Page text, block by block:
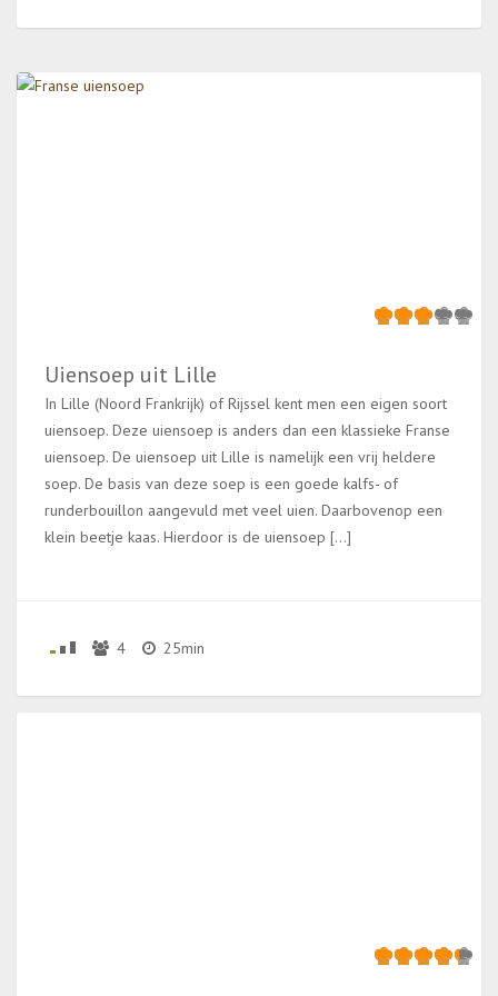
Uiensoep uit Lille
In Lille (Noord Frankrijk) of Rijssel kent men een eigen soort
uiensoep. Deze uiensoep is anders dan een klassieke Franse
uiensoep. De uiensoep uit Lille is namelijk een vrij heldere
soep. De basis van deze soep is een goede kalfs- of
runderbouillon aangevuld met veel uien. Daarbovenop een
klein beetje kaas. Hierdoor is de uiensoep […]
4 25min